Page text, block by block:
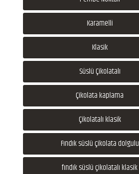
Karamelli
Klasik
Süslü Çikolatalı
Çikolata kaplama
Çikolatalı klasik
Fındık süslü çikolata dolgulu
fındık süslü çikolatalı klasik